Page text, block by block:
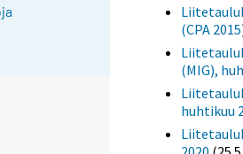
(CPA
(MIG),
huhtikuu